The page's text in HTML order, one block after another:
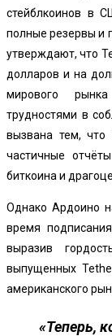
стейблкоинов в
полные резервы и
утверждают, что
долларов и на
мирового
трудностями в
вызвана тем,
частичные
биткоина и
Однако Ардоино
время
выразив
выпущенных
американского
«Теперь,